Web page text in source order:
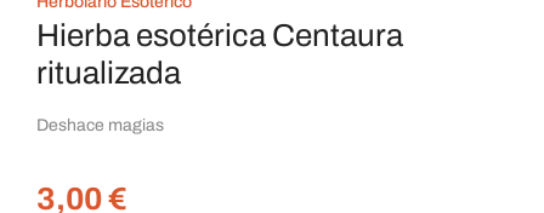
Hierba esotérica Centaura
ritualizada
Deshace magias
3,00€